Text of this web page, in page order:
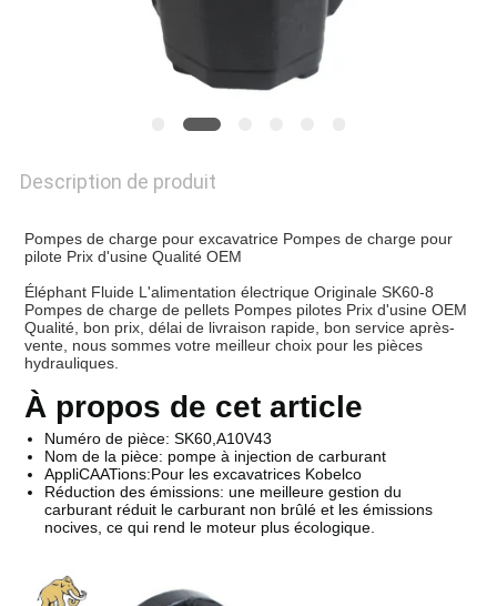
Description de produit
Pompes de charge pour excavatrice Pompes de charge pour
pilote Prix d'usine Qualité OEM
Éléphant Fluide L'alimentation électrique Originale SK60-8
Pompes de charge de pellets Pompes pilotes Prix d'usine OEM
Qualité, bon prix, délai de livraison rapide, bon service après-
vente, nous sommes votre meilleur choix pour les pièces
hydrauliques.
À propos de cet article
Numéro de pièce: SK60,A10V43
Nom de la pièce: pompe à injection de carburant
AppliCAATions:Pour les excavatrices Kobelco
Réduction des émissions: une meilleure gestion du
carburant réduit le carburant non brûlé et les émissions
nocives, ce qui rend le moteur plus écologique.